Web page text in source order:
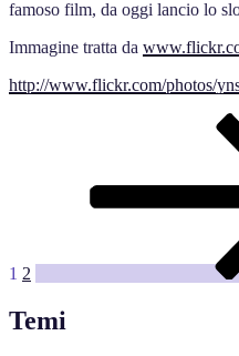
famoso film, da oggi lancio lo
Immagine tratta da
http://www.flickr.com/photos/
1 2
Temi